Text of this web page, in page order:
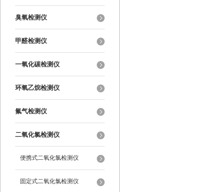
臭氧检测仪
甲醛检测仪
一氧化碳检测仪
环氧乙烷检测仪
氟气检测仪
二氧化氯检测仪
便携式二氧化氯检测仪
固定式二氧化氯检测仪